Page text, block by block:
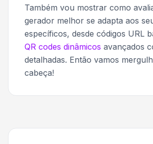
Também vou mostrar como
gerador melhor se adapta aos
específicos, desde códigos URL
QR codes dinâmicos avançados
detalhadas. Então vamos
cabeça!